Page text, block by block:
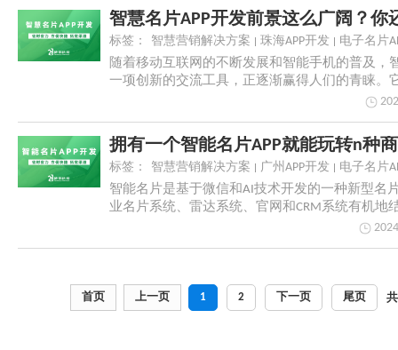
标签： 智慧营销解决方案 珠海APP开发
电子名片
随着移动互联网的不断发展和智能手机的普及，
一项创新的交流工具，正逐渐赢得人们的青睐。
拥有一个智能名片APP就能玩转n种
标签： 智慧营销解决方案 广州APP开发
电子名片
智能名片是基于微信和AI技术开发的一种新型名
业名片系统、雷达系统、官网和CRM系统有机地
首页 上一页 1 2 下一页 尾页 共